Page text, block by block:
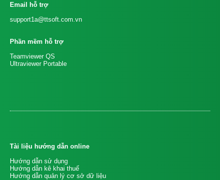
Email hỗ trợ
support1a@ttsoft.com.vn
Phần mềm hỗ trợ
Teamviewer QS
Ultraviewer Portable
Tài liệu hướng dẫn online
Hướng dẫn sử dụng
Hướng dẫn kê khai thuế
Hướng dẫn quản lý cơ sở dữ liệu